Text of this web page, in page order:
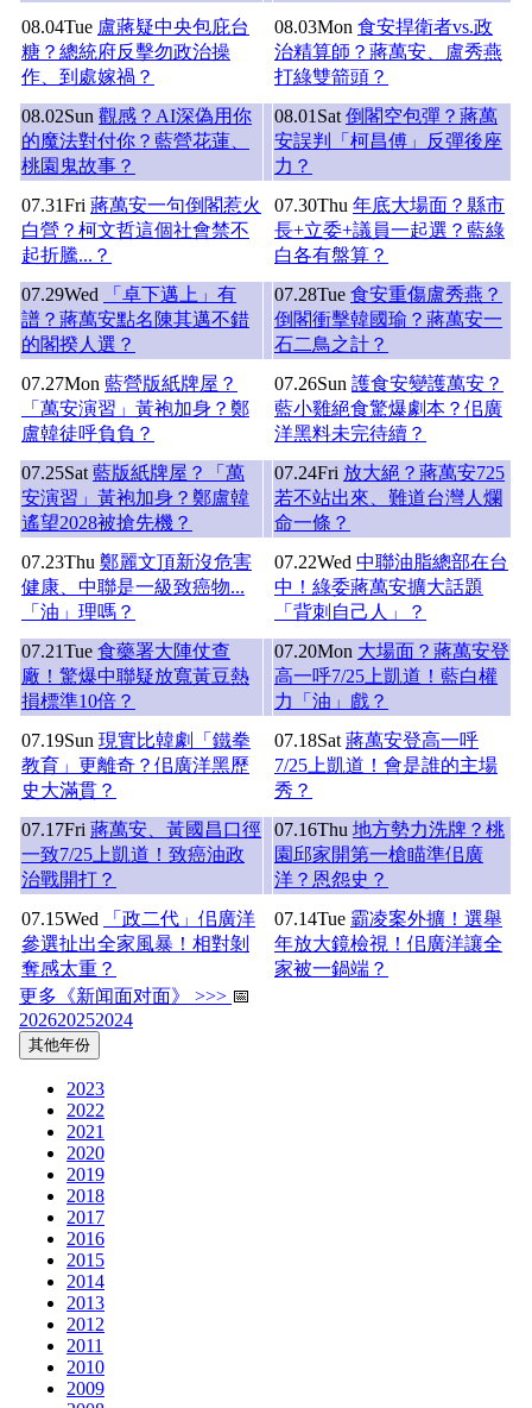
08.04Tue 盧蔣疑中央包庇台
糖？總統府反擊勿政治操
作、到處嫁禍？
08.03Mon 食安捍衛者vs.政
治精算師？蔣萬安、盧秀燕
打綠雙箭頭？
08.02Sun 觀感？AI深偽用你
的魔法對付你？藍營花蓮、
桃園鬼故事？
08.01 Sat 倒閣空包彈？蔣萬
安誤判「柯昌傅」反彈後座
力？
07.31Fri 蔣萬安一句倒閣惹火
白營？柯文哲這個社會禁不
起折騰...？
07.30Thu 年底大場面？縣市
長+立委+議員一起選？藍綠
白各有盤算？
07.29Wed
「卓下邁上」有
譜？蔣萬安點名陳其邁不錯
的閣揆人選？
07.28Tue 食安重傷盧秀燕？
倒閣衝擊韓國瑜？蔣萬安一
石二鳥之計？
07.27Mon 藍營版紙牌屋？
「萬安演習」黃袍加身？鄭
盧韓徒呼負負？
07.26Sun 護食安變護萬安？
藍小雞絕食驚爆劇本？佀廣
洋黑料未完待續？
07.25Sat 藍版紙牌屋？「萬
安演習」黃袍加身？鄭盧韓
遙望2028被搶先機？
07.24Fri 放大絕？蔣萬安725
若不站出來、難道台灣人爛
命一條？
07.23Thu 鄭麗文頂新沒危害
健康、中聯是一級致癌物...
「油」理嗎？
07.22Wed 中聯油脂總部在台
中！綠委蔣萬安擴大話題
「背刺自己人」？
07.21Tue 食藥署大陣仗查
廠！驚爆中聯疑放寬黃豆熱
損標準10倍？
07.20Mon 大場面？蔣萬安登
高一呼7/25上凱道！藍白權
力「油」戲？
07.19Sun 現實比韓劇「鐵拳
教育」更離奇？佀廣洋黑歷
史大滿貫？
07.18Sat 蔣萬安登高一呼
7/25上凱道！會是誰的主場
秀？
07.17Fri 蔣萬安、黃國昌口徑
一致7/25上凱道！致癌油政
治戰開打？
07.16Thu 地方勢力洗牌？桃
園邱家開第一槍瞄準佀廣
洋？恩怨史？
07.15Wed
「政二代」佀廣洋
參選扯出全家風暴！相對剝
奪感太重？
07.14Tue 霸凌案外擴！選舉
年放大鏡檢視！佀廣洋讓全
家被一鍋端？
更多《新闻面对面》 >>> 📅
202620252024
其他年份
2023
2022
2021
2020
2019
2018
2017
2016
2015
2014
2013
2012
2011
2010
2009